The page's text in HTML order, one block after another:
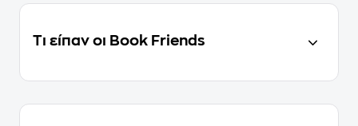
Τι είπαν οι Book Friends